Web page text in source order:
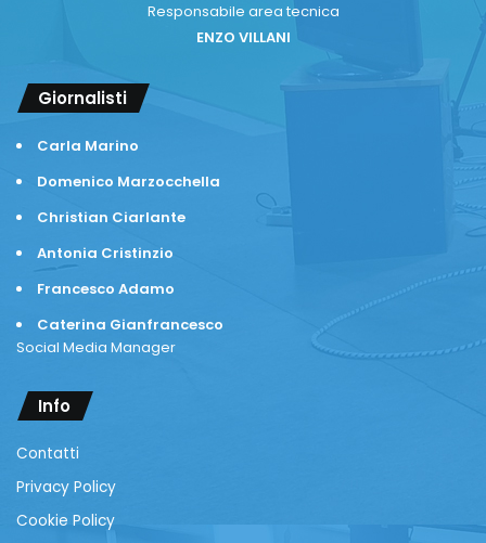
Responsabile area tecnica
ENZO VILLANI
Giornalisti
Carla Marino
Domenico Marzocchella
Christian Ciarlante
Antonia Cristinzio
Francesco Adamo
Caterina Gianfrancesco
Social Media Manager
Info
Contatti
Privacy Policy
Cookie Policy